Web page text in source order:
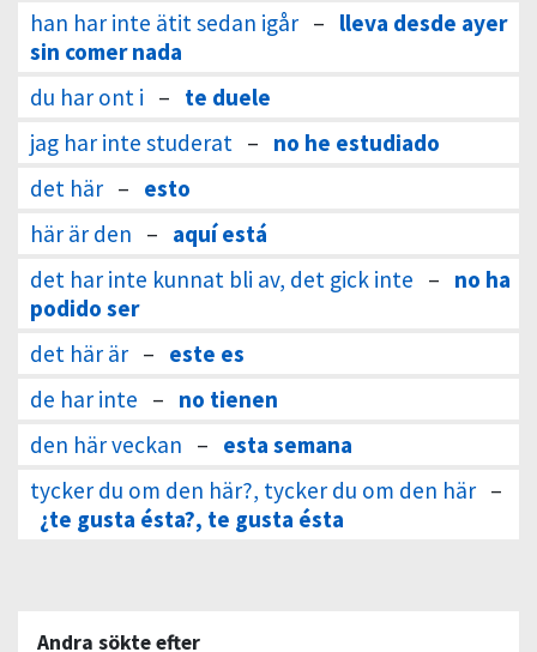
han har inte ätit sedan igår – lleva desde ayer
sin comer nada
du har ont i – te duele
jag har inte studerat – no he estudiado
det här – esto
här är den – aquí está
det har inte kunnat bli av, det gick inte – no ha
podido ser
det här är – este es
de har inte – no tienen
den här veckan – esta semana
tycker du om den här?, tycker du om den här –
¿te gusta ésta?, te gusta ésta
Andra sökte efter